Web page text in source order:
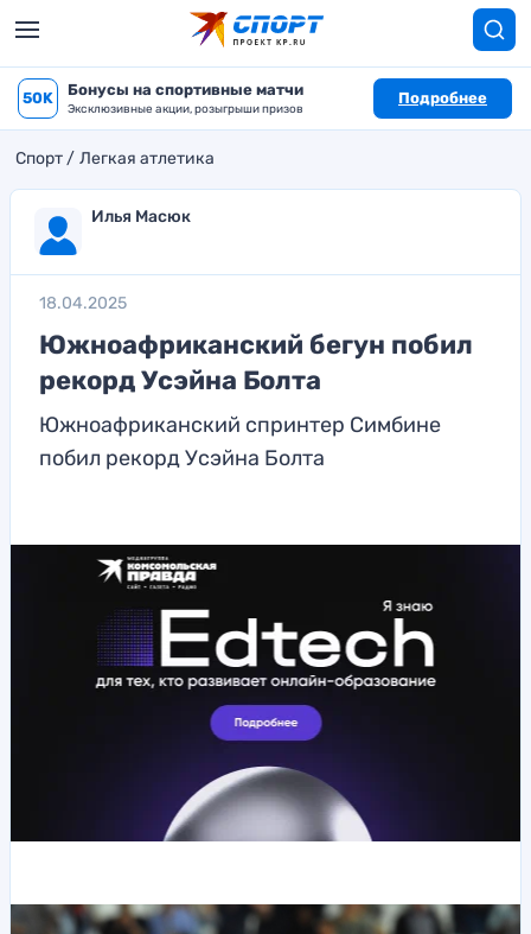
50K Бонусы на спортивные матчи
Эксклюзивные акции, розыгрыши призов
Подробнее
Спорт Легкая атлетика
Илья Масюк
18.04.2025
Южноафриканский бегун побил
рекорд Усэйна Болта
Южноафриканский спринтер Симбине
побил рекорд Усэйна Болта